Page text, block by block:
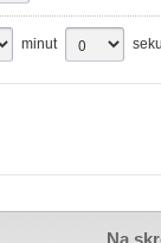
minut
Na